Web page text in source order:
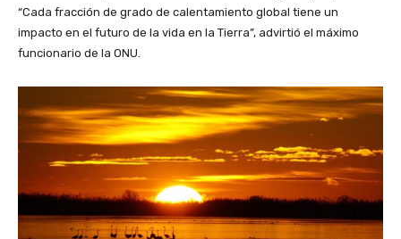
“Cada fracción de grado de calentamiento global tiene un
impacto en el futuro de la vida en la Tierra”, advirtió el máximo
funcionario de la ONU.